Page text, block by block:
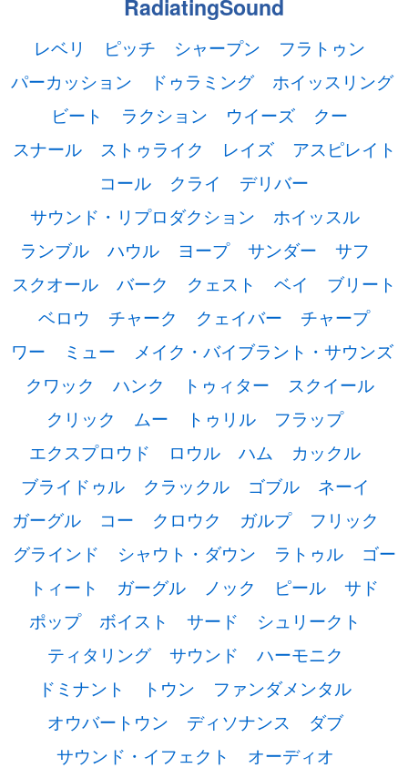
RadiatingSound
レベリ ピッチ シャープン
フラトゥン
パーカッション
ドゥラミング
ホイッスリング
ビート
ラクション ウイーズ
クー
スナール
ストゥライク レイズ
アスピレイト
コール
クライ
デリバー
サウンド・リプロダクション
ホイッスル
ランブル
ハウル ヨープ サンダー
サフ
スクオール
バーク クェスト ベイ
ブリート
ベロウ
チャーク クェイバー
チャープ
ワー
ミュー
メイク・バイブラント・サウンズ
クワック
ハンク トゥィター
スクイール
クリック
ムー トゥリル
フラップ
エクスプロウド
ロウル ハム
カックル
ブライドゥル
クラックル ゴブル
ネーイ
ガーグル
コー クロウク ガルプ
フリック
グラインド
シャウト・ダウン ラトゥル
ゴー
トィート
ガーグル ノック ピール
サド
ポップ
ボイスト サード
シュリークト
ティタリング
サウンド
ハーモニク
ドミナント
トウン
ファンダメンタル
オウバートウン
ディソナンス
ダブ
サウンド・イフェクト
オーディオ